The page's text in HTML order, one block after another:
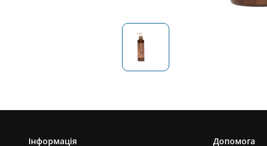
Інформація Допомога